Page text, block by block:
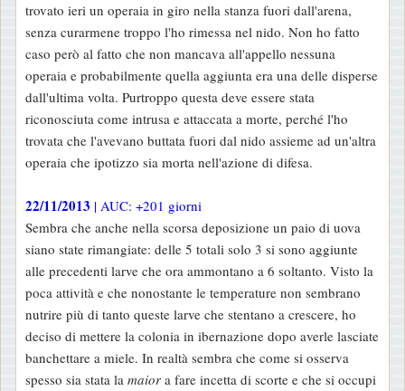
trovato ieri un operaia in giro nella stanza fuori dall'arena,
senza curarmene troppo l'ho rimessa nel nido. Non ho fatto
caso però al fatto che non mancava all'appello nessuna
operaia e probabilmente quella aggiunta era una delle disperse
dall'ultima volta. Purtroppo questa deve essere stata
riconosciuta come intrusa e attaccata a morte, perché l'ho
trovata che l'avevano buttata fuori dal nido assieme ad un'altra
operaia che ipotizzo sia morta nell'azione di difesa.
22/11/2013 | AUC: +201 giorni
Sembra che anche nella scorsa deposizione un paio di uova
siano state rimangiate: delle 5 totali solo 3 si sono aggiunte
alle precedenti larve che ora ammontano a 6 soltanto. Visto la
poca attività e che nonostante le temperature non sembrano
nutrire più di tanto queste larve che stentano a crescere, ho
deciso di mettere la colonia in ibernazione dopo averle lasciate
banchettare a miele. In realtà sembra che come si osserva
spesso sia stata la maior a fare incetta di scorte e che si occupi